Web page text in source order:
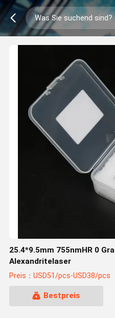
25.4*9.5mm 755nmHR 0
Alexandritelaser
Preis：USD51/pcs-USD38/pcs
Bestpreis